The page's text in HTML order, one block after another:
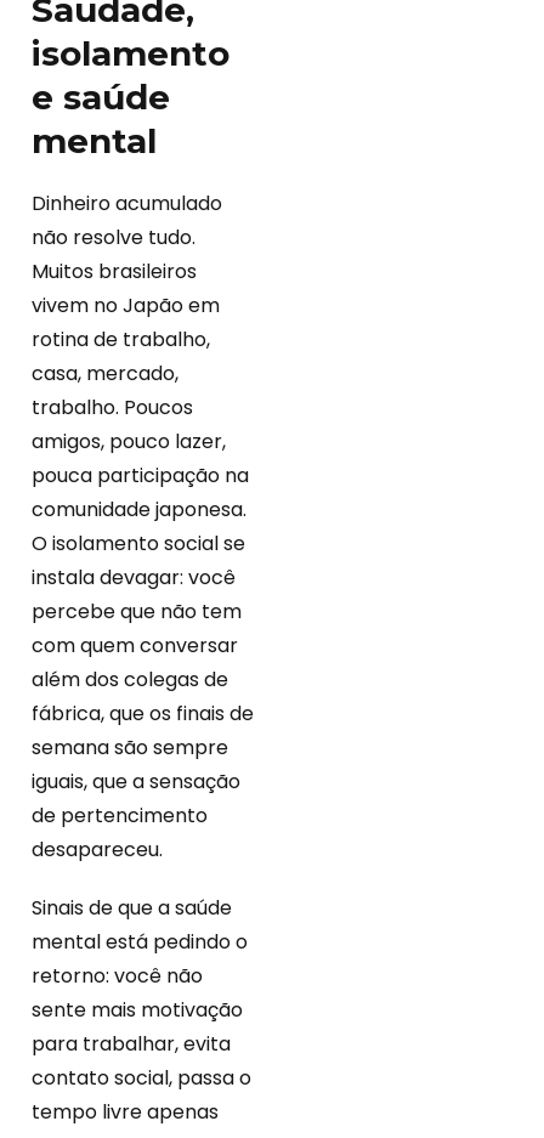
Saudade,
isolamento
e saúde
mental
Dinheiro acumulado
não resolve tudo.
Muitos brasileiros
vivem no Japão em
rotina de trabalho,
casa, mercado,
trabalho. Poucos
amigos, pouco lazer,
pouca participação na
comunidade japonesa.
O isolamento social se
instala devagar: você
percebe que não tem
com quem conversar
além dos colegas de
fábrica, que os finais de
semana são sempre
iguais, que a sensação
de pertencimento
desapareceu.
Sinais de que a saúde
mental está pedindo o
retorno: você não
sente mais motivação
para trabalhar, evita
contato social, passa o
tempo livre apenas